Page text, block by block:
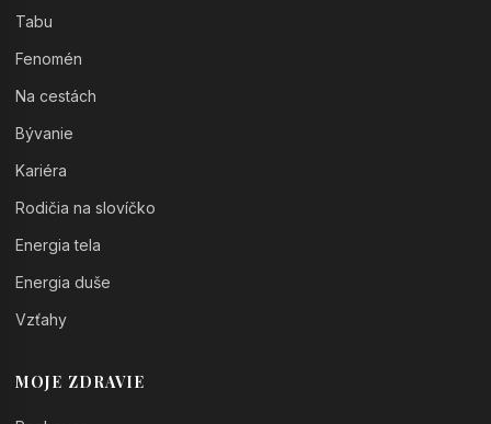
Tabu
Fenomén
Na cestách
Bývanie
Kariéra
Rodičia na slovíčko
Energia tela
Energia duše
Vzťahy
MOJE ZDRAVIE